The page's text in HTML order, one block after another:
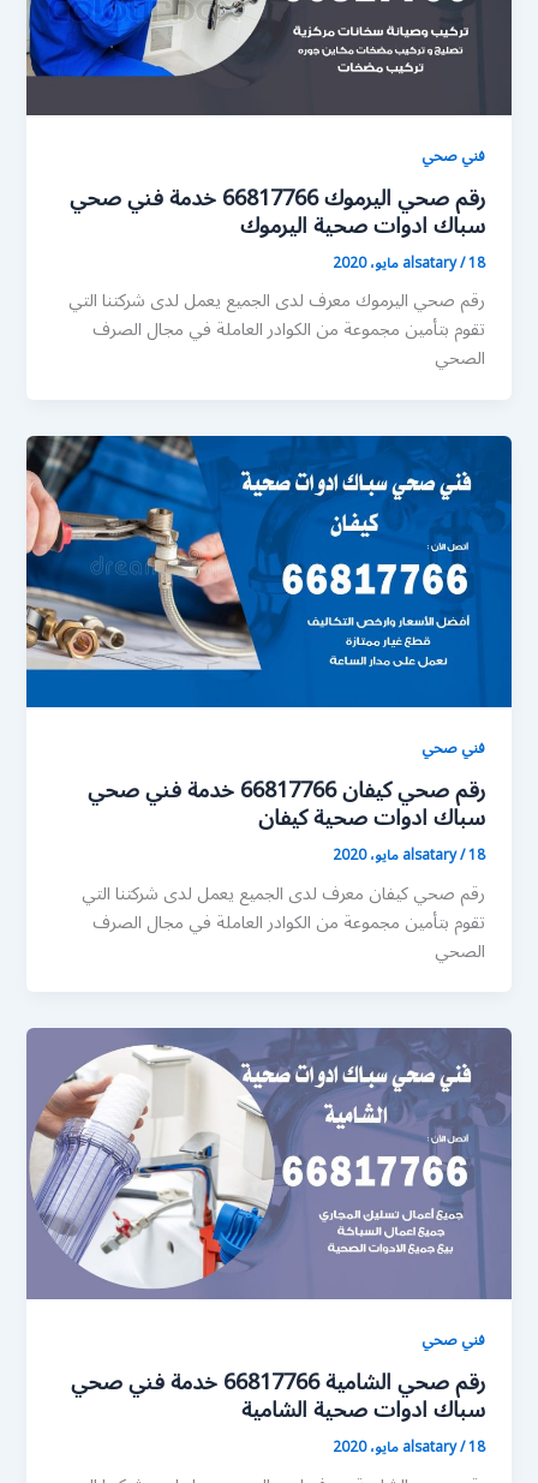
فني صحي
رقم صحي اليرموك 66817766 خدمة فني صحي
سباك ادوات صحية اليرموك
alsatary/18 مايو، 2020
رقم صحي اليرموك معرف لدى الجميع يعمل لدى شركتنا التي
تقوم بتأمين مجموعة من الكوادر العاملة في مجال الصرف
الصحي
فني صحي
رقم صحي كيفان 66817766 خدمة فني صحي
سباك ادوات صحية كيفان
alsatary/18 مايو، 2020
رقم صحي كيفان معرف لدى الجميع يعمل لدى شركتنا التي
تقوم بتأمين مجموعة من الكوادر العاملة في مجال الصرف
الصحي
فني صحي
رقم صحي الشامية 66817766 خدمة فني صحي
سباك ادوات صحية الشامية
alsatary/18 مايو، 2020